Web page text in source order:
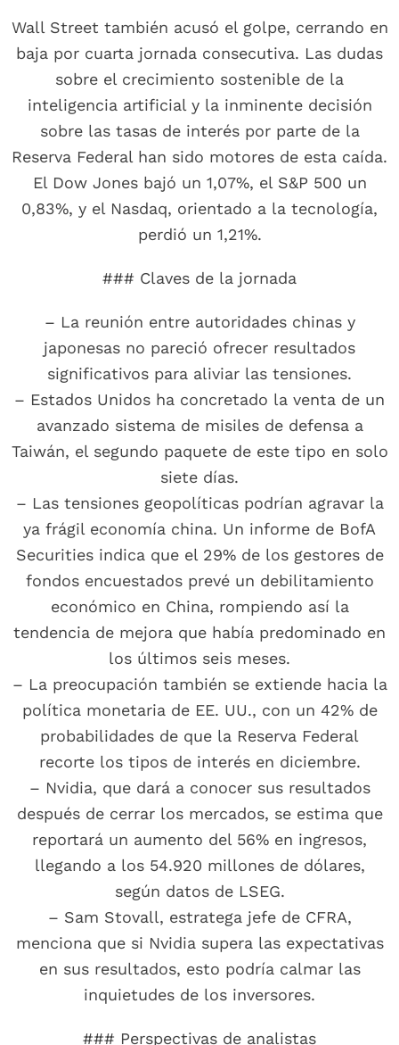
Wall Street también acusó el golpe, cerrando en
baja por cuarta jornada consecutiva. Las dudas
sobre el crecimiento sostenible de la
inteligencia artificial y la inminente decisión
sobre las tasas de interés por parte de la
Reserva Federal han sido motores de esta caída.
El Dow Jones bajó un 1,07%, el S&P 500 un
0,83%, y el Nasdaq, orientado a la tecnología,
perdió un 1,21%.
### Claves de la jornada
– La reunión entre autoridades chinas y
japonesas no pareció ofrecer resultados
significativos para aliviar las tensiones.
– Estados Unidos ha concretado la venta de un
avanzado sistema de misiles de defensa a
Taiwán, el segundo paquete de este tipo en solo
siete días.
– Las tensiones geopolíticas podrían agravar la
ya frágil economía china. Un informe de BofA
Securities indica que el 29% de los gestores de
fondos encuestados prevé un debilitamiento
económico en China, rompiendo así la
tendencia de mejora que había predominado en
los últimos seis meses.
– La preocupación también se extiende hacia la
política monetaria de EE. UU., con un 42% de
probabilidades de que la Reserva Federal
recorte los tipos de interés en diciembre.
– Nvidia, que dará a conocer sus resultados
después de cerrar los mercados, se estima que
reportará un aumento del 56% en ingresos,
llegando a los 54.920 millones de dólares,
según datos de LSEG.
– Sam Stovall, estratega jefe de CFRA,
menciona que si Nvidia supera las expectativas
en sus resultados, esto podría calmar las
inquietudes de los inversores.
### Perspectivas de analistas